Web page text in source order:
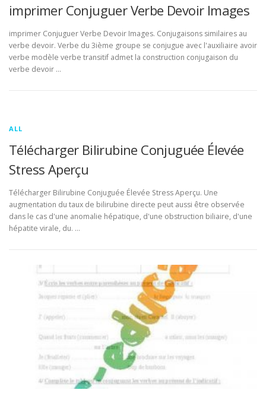
imprimer Conjuguer Verbe Devoir Images
imprimer Conjuguer Verbe Devoir Images. Conjugaisons similaires au
verbe devoir. Verbe du 3ième groupe se conjugue avec l'auxiliaire avoir
verbe modèle verbe transitif admet la construction conjugaison du
verbe devoir …
ALL
Télécharger Bilirubine Conjuguée Élevée
Stress Aperçu
Télécharger Bilirubine Conjuguée Élevée Stress Aperçu. Une
augmentation du taux de bilirubine directe peut aussi être observée
dans le cas d'une anomalie hépatique, d'une obstruction biliaire, d'une
hépatite virale, du. …